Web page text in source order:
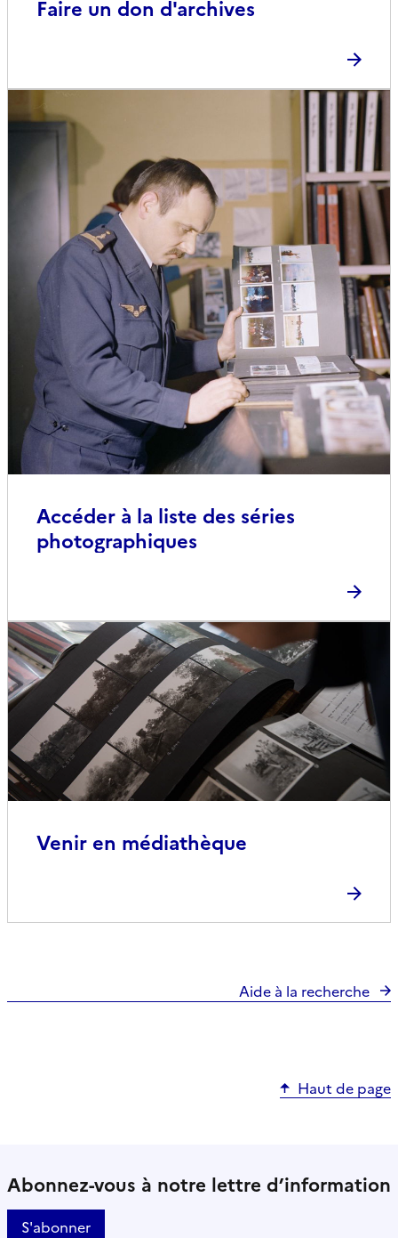
Faire un don d'archives
Accéder à la liste des séries
photographiques
Venir en médiathèque
Aide à la recherche
Haut de page
Abonnez-vous à notre lettre d’information
S'abonner